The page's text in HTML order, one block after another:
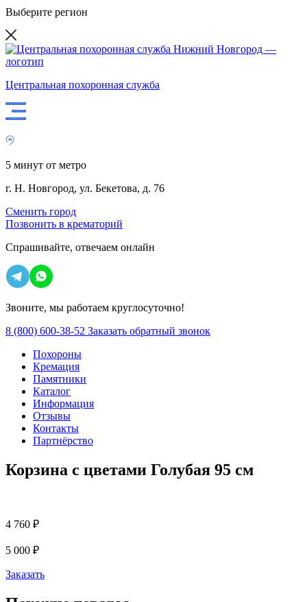
Выберите регион
Центральная похоронная служба
5 минут от метро
г. Н. Новгород, ул. Бекетова, д. 76
Сменить город
Позвонить в крематорий
Спрашивайте, отвечаем онлайн
Звоните, мы работаем круглосуточно!
8 (800) 600-38-52 Заказать обратный звонок
Похороны
Кремация
Памятники
Каталог
Информация
Отзывы
Контакты
Партнёрство
Корзина с цветами Голубая 95 см
4 760 ₽
5 000 ₽
Заказать